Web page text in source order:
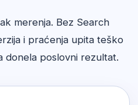
merenja. Bez Search
i praćenja upita teško
donela poslovni rezultat.